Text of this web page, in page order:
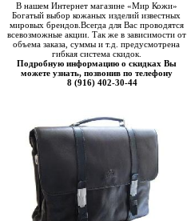
В нашем Интернет магазине «Мир Кожи»
Богатый выбор кожаных изделий известных
мировых брендов.Всегда для Вас проводятся
всевозможные акции. Так же в зависимости от
объема заказа, суммы и т.д. предусмотрена
гибкая система скидок.
Подробную информацию о скидках Вы
можете узнать, позвонив по телефону
8 (916) 402-30-44